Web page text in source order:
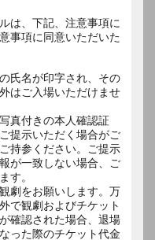
は、下記、注意事項に
事項に同意いただいた
氏名が印字され、その
はご入場いただけませ
真付きの本人確認証
提示いただく場合がご
持参ください。ご提示
が一致しない場合、ご
す。
劇をお願いします。万
で観劇およびチケット
確認された場合、退場
った際のチケット代金